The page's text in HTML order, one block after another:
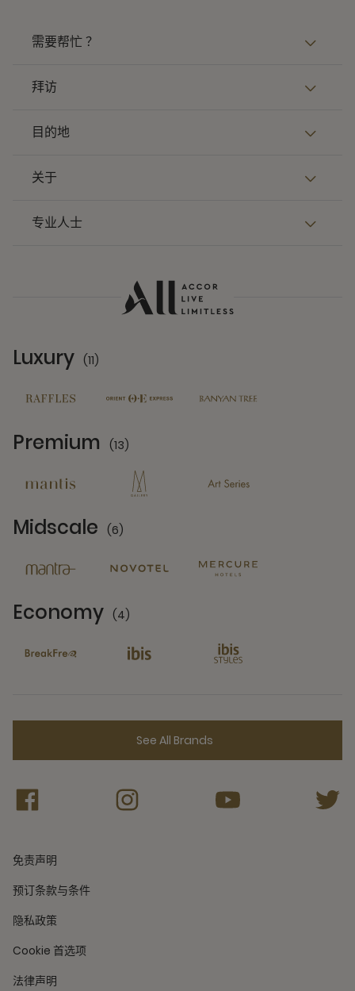
需要帮忙 ？
拜访
目的地
关于
专业人士
Luxury (11)
Premium (13)
Midscale (6)
Economy (4)
See All Brands
免责声明
预订条款与条件
隐私政策
Cookie 首选项
法律声明